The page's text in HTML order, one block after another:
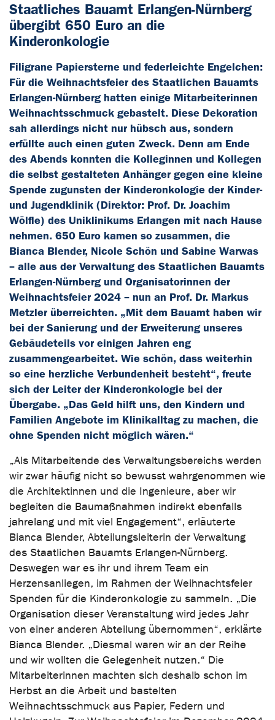
Staatliches Bauamt Erlangen-Nürnberg
übergibt 650 Euro an die
Kinderonkologie
Filigrane Papiersterne und federleichte Engelchen:
Für die Weihnachtsfeier des Staatlichen Bauamts
Erlangen-Nürnberg hatten einige Mitarbeiterinnen
Weihnachtsschmuck gebastelt. Diese Dekoration
sah allerdings nicht nur hübsch aus, sondern
erfüllte auch einen guten Zweck. Denn am Ende
des Abends konnten die Kolleginnen und Kollegen
die selbst gestalteten Anhänger gegen eine kleine
Spende zugunsten der Kinderonkologie der Kinder-
und Jugendklinik (Direktor: Prof. Dr. Joachim
Wölfle) des Uniklinikums Erlangen mit nach Hause
nehmen. 650 Euro kamen so zusammen, die
Bianca Blender, Nicole Schön und Sabine Warwas
– alle aus der Verwaltung des Staatlichen Bauamts
Erlangen-Nürnberg und Organisatorinnen der
Weihnachtsfeier 2024 – nun an Prof. Dr. Markus
Metzler überreichten. „Mit dem Bauamt haben wir
bei der Sanierung und der Erweiterung unseres
Gebäudeteils vor einigen Jahren eng
zusammengearbeitet. Wie schön, dass weiterhin
so eine herzliche Verbundenheit besteht“, freute
sich der Leiter der Kinderonkologie bei der
Übergabe. „Das Geld hilft uns, den Kindern und
Familien Angebote im Klinikalltag zu machen, die
ohne Spenden nicht möglich wären.“
„Als Mitarbeitende des Verwaltungsbereichs werden
wir zwar häufig nicht so bewusst wahrgenommen wie
die Architektinnen und die Ingenieure, aber wir
begleiten die Baumaßnahmen indirekt ebenfalls
jahrelang und mit viel Engagement“, erläuterte
Bianca Blender, Abteilungsleiterin der Verwaltung
des Staatlichen Bauamts Erlangen-Nürnberg.
Deswegen war es ihr und ihrem Team ein
Herzensanliegen, im Rahmen der Weihnachtsfeier
Spenden für die Kinderonkologie zu sammeln. „Die
Organisation dieser Veranstaltung wird jedes Jahr
von einer anderen Abteilung übernommen“, erklärte
Bianca Blender. „Diesmal waren wir an der Reihe
und wir wollten die Gelegenheit nutzen.“ Die
Mitarbeiterinnen machten sich deshalb schon im
Herbst an die Arbeit und bastelten
Weihnachtsschmuck aus Papier, Federn und